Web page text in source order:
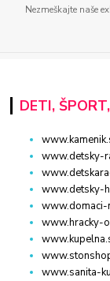
Nezmeškajte naše
DETI,
www.detsky-
www.detsky-
www.domaci-
www.hracky-
www.sanita-